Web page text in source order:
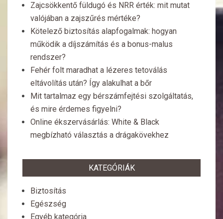
Zajcsökkentő füldugó és NRR érték: mit mutat
valójában a zajszűrés mértéke?
Kötelező biztosítás alapfogalmak: hogyan
működik a díjszámítás és a bonus-malus
rendszer?
Fehér folt maradhat a lézeres tetoválás
eltávolítás után? Így alakulhat a bőr
Mit tartalmaz egy bérszámfejtési szolgáltatás,
és mire érdemes figyelni?
Online ékszervásárlás: White & Black
megbízható választás a drágakövekhez
KATEGÓRIÁK
Biztosítás
Egészség
Egyéb kategória